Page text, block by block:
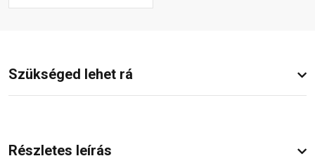
Szükséged lehet rá
Részletes leírás